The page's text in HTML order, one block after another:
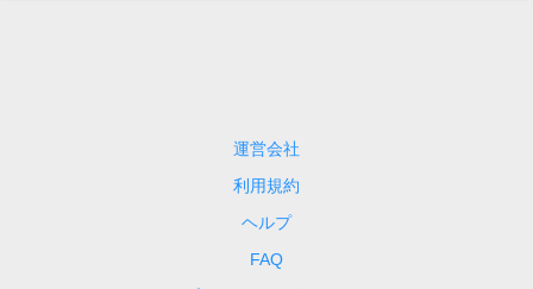
運営会社
利用規約
ヘルプ
FAQ